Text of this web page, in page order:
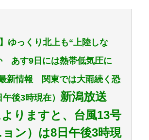
ゆっくり北上も“上陸しな
あす9日には熱帯低気圧に
新情報 関東では大雨続く恐
後3時現在） 新潟放送
りますと、台風13号
ョン）は8日午後3時現